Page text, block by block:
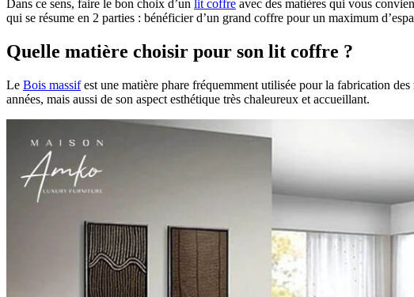
Dans ce sens, faire le bon choix d’un lit coffre avec des matières qui vous
qui se résume en 2 parties : bénéficier d’un grand coffre pour un maximum
Quelle matière choisir pour son lit coffre ?
Le Bois massifest une matière phare fréquemment utilisée pour la fabrication
années, mais aussi de son aspect esthétique très chaleureux et accueillant.